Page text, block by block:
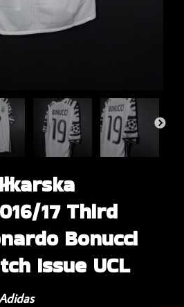
17 Third
Bonucci
Issue UCL